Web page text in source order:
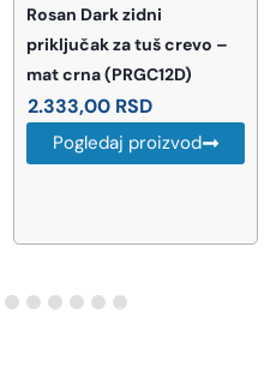
ROSAN King slavina za
sudoperu za protočni
bojler 3 cevi (J381083)
5.670,00RSD
802 RSD · -14%
4.868,00